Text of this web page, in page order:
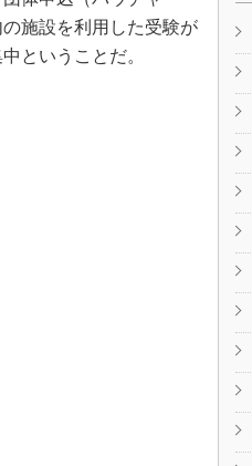
施設を利用した受験が
ということだ。